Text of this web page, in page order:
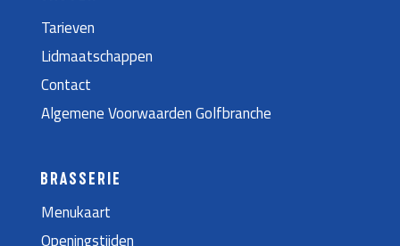
Tarieven
Lidmaatschappen
Contact
Algemene Voorwaarden Golfbranche
BRASSERIE
Menukaart
Openingstijden